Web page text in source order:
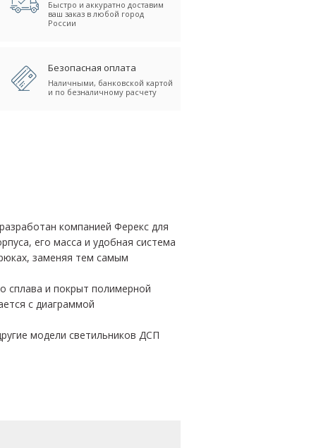
Быстро и аккуратно доставим
ваш заказ в любой город
России
Безопасная оплата
Наличными, банковской картой
и по безналичному расчету
компанией Ферекс для
его масса и удобная система
заменяя тем самым
сплава и покрыт полимерной
с диаграммой
модели светильников ДСП